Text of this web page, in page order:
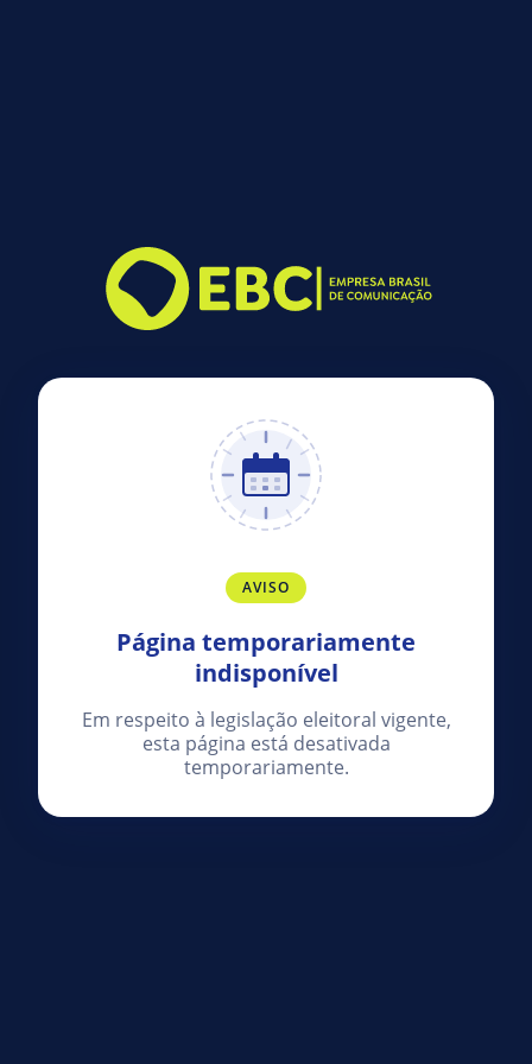
AVISO
Página temporariamente
indisponível
Em respeito à legislação eleitoral vigente,
esta página está desativada
temporariamente.